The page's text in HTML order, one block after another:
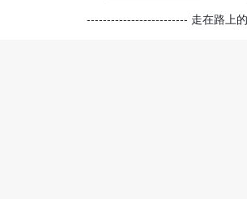
------------------------- 走在路上